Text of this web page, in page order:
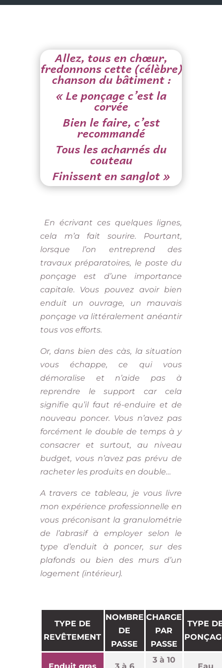
Allez, tous en chœur,
fredonnons cette (célèbre)
chanson du bâtiment :
« Le ponçage c’est la
corvée
Bien le faire, c’est
recommandé
Tous les acharnés du
couteau
Finissent en sanglot »
En écrivant ces quelques lignes,
cela m’a fait sourire. Pourtant,
lorsque l’on entreprend des
travaux préparatoires, le poste du
ponçage est d’une importance
capitale. Vous pouvez avoir bien
enduit un ouvrage, un mauvais
ponçage va littéralement anéantir
tous vos efforts.
Or, dans bien des càs, la situation
vous échappe, ce qui vous
démoralise et n’aide pas à
reprendre le support car cela
signifie qu’il faut ré-enduire et de
nouveau poncer. Vous n’avez pas
forcément le double de temps à y
consacrer et surtout, au niveau
budget, vous n’avez pas prévu de
racheter les produits en double…
A travers ce tableau, je vous livre
mon expérience professionnelle en
vous préconisant la granulométrie
de l’abrasif à employer selon le
type d’enduit à poncer, sur des
plafonds ou bien des murs d’un
logement (intérieur).
TYPE DE
REVÊTEMENT
NOMBRE
DE
PASSE
CHARGE
PAR
PASSE
TYPE
Enduit gras 3 à 6
3 à 10
Eau